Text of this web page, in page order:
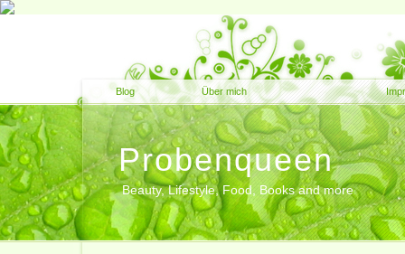
Blog Über mich
Probenqueen
Beauty, Lifestyle, Food, Books and more